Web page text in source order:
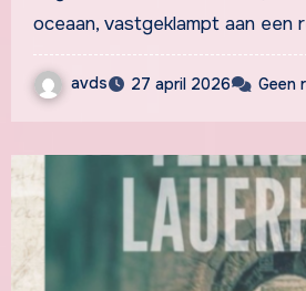
oceaan, vastgeklampt aan een
avds 27 april 2026 Geen